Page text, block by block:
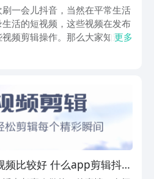
一会儿抖音，当然在平常生活
活的短视频，这些视频在发布
频剪辑操作。那么大家知道抖
吗？其实抖音上已经自带了一
更多
频比较好 什么app剪辑抖音